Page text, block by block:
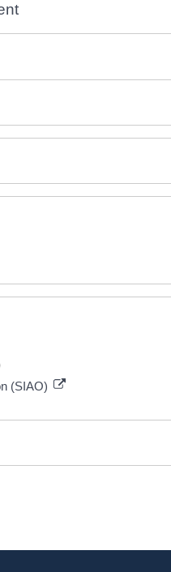
(SIAO)